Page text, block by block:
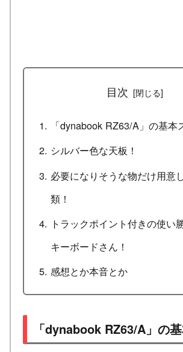
目次
「dynabook RZ63/A」の基本
シルバー色な天板！
必要になりそうな物だけ用意
類！
トラックポイント付きの使い
キーボードさん！
感想とか本音とか
「dynabook RZ63/A」の